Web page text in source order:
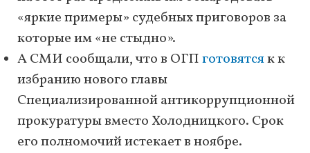
«яркие примеры» судебных приговоров за
которые им «не стыдно».
А СМИ сообщали, что в ОГПготовятсяк к
избранию нового главы
Специализированной антикоррупционной
прокуратуры вместо Холодницкого. Срок
его полномочий истекает в ноябре.